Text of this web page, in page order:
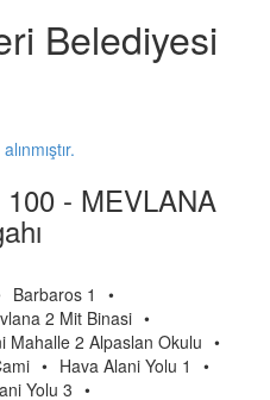
Belediyesi
- MEVLANA
Barbaros 1
•
2 Mit Binasi •
Mahalle 2 Alpaslan Okulu •
• Hava Alani Yolu 1
•
Yolu 3 •